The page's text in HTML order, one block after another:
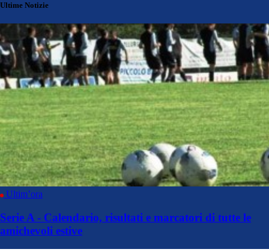
Ultime Notizie
Ultim’ora
Serie A - Calendario, risultati e marcatori di tutte le
amichevoli estive